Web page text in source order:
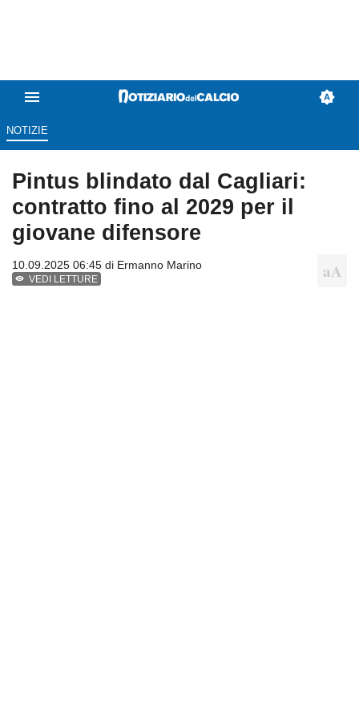
NOTIZIE
Pintus blindato dal Cagliari:
contratto fino al 2029 per il
giovane difensore
10.09.2025 06:45 di Ermanno Marino
VEDI LETTURE